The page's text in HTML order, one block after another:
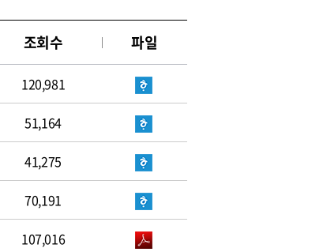
조회수 파일
120,981
51,164
41,275
70,191
107,016